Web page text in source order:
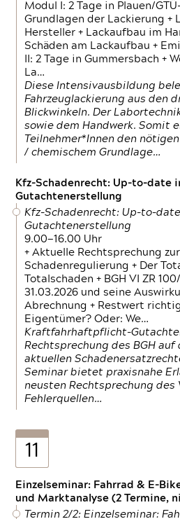
Modul I: 2 Tage in Plauen/
Grundlagen der Lackierung +
Hersteller + Lackaufbau im
Schäden am Lackaufbau +
II: 2 Tage in Gummersbach +
La…
Diese Intensivausbildung
Fahrzeuglackierung aus den
Blickwinkeln. Der
sowie dem Handwerk. Somit
Teilnehmer*Innen den
/ chemischem Grundlage…
Kfz-Schadenrecht: Up-to-date
Gutachtenerstellung
Kfz-Schadenrecht: Up-to-
Gutachtenerstellung
9.00—16.00 Uhr
+ Aktuelle Rechtsprechung
Schadenregulierung + Der
Totalschaden + BGH VI ZR
31.03.2026 und seine
Abrechnung + Restwert
Eigentümer? Oder: We…
Kraftfahrhaftpflicht-
Rechtsprechung des BGH auf
aktuellen
Seminar bietet praxisnahe
neusten Rechtsprechung des
Fehlerquellen…
11
Einzelseminar: Fahrrad & E-
und Marktanalyse (2 Termine,
Termin 2/2: Einzelseminar: